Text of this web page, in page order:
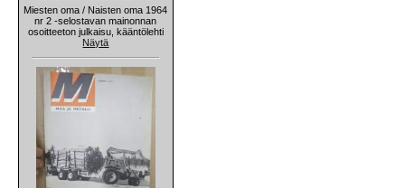
Miesten oma / Naisten oma 1964
nr 2 -selostavan mainonnan
osoitteeton julkaisu, kääntölehti
Näytä